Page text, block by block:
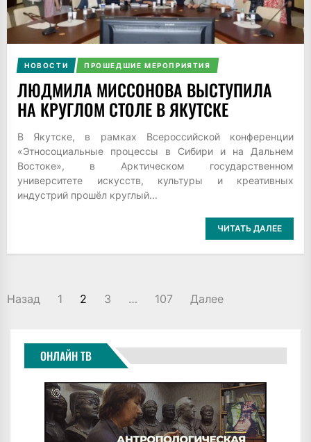
НОВОСТИ ПРОШЕДШИЕ МЕРОПРИЯТИЯ
ЛЮДМИЛА МИССОНОВА ВЫСТУПИЛА
НА КРУГЛОМ СТОЛЕ В ЯКУТСКЕ
В Якутске, в рамках Всероссийской конференции
«Этносоциальные процессы в Сибири и на Дальнем
Востоке», в Арктическом государственном
университете искусств, культуры и креативных
индустрий прошёл круглый...
ЧИТАТЬ ДАЛЕЕ
ПАГИНАЦИЯ
Назад 1 2 3 … 107 Далее
ОНЛАЙН ТВ